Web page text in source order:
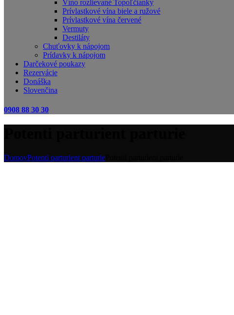
Víno rozlievané Topoľčianky
Prívlastkové vína biele a ružové
Prívlastkové vína červené
Vermuty
Destiláty
Chuťovky k nápojom
Prídavky k nápojom
Darčekové poukazy
Rezervácie
Donáška
Slovenčina
0908 88 30 30
DomovPotenti parturient parturie